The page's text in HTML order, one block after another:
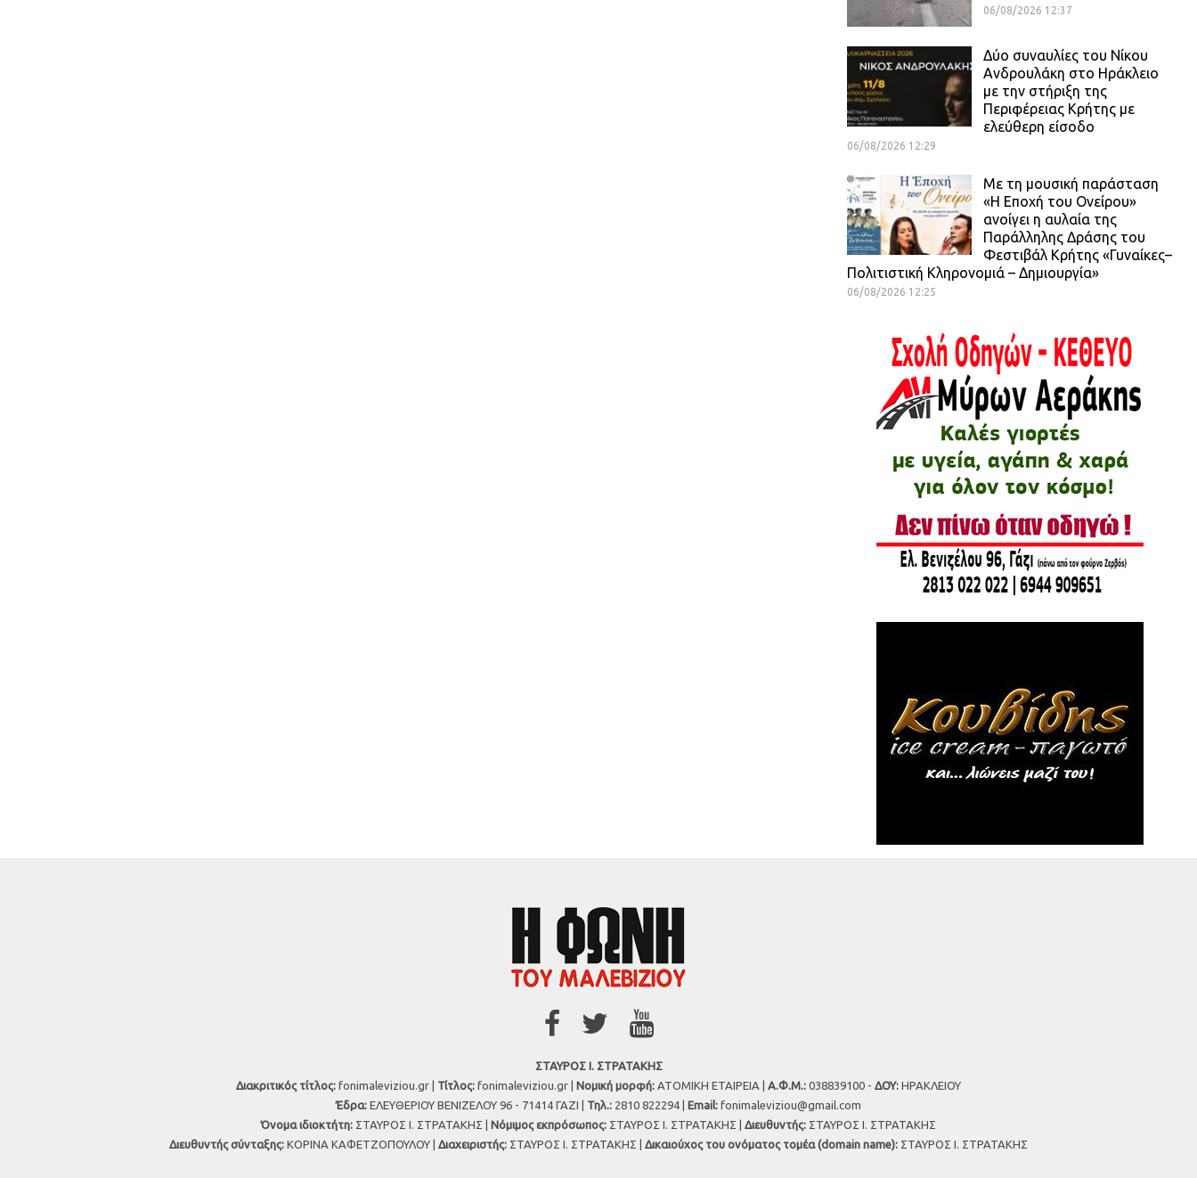
06/08/2026 12:37
Δύο συναυλίες του Νίκου
Ανδρουλάκη στο Ηράκλειο
με την στήριξη της
Περιφέρειας Κρήτης με
ελεύθερη είσοδο
06/08/2026 12:29
Με τη μουσική παράσταση
«Η Εποχή του Ονείρου»
ανοίγει η αυλαία της
Παράλληλης Δράσης του
Φεστιβάλ Κρήτης «Γυναίκες–
Πολιτιστική Κληρονομιά – Δημιουργία»
06/08/2026 12:25
ΣΤΑΥΡΟΣ Ι. ΣΤΡΑΤΑΚΗΣ
Διακριτικός τίτλος: fonimaleviziou.gr | Τίτλος: fonimaleviziou.gr | Νομική μορφή: ΑΤΟΜΙΚΗ ΕΤΑΙΡΕΙΑ | Α.Φ.Μ.: 038839100 - ΔΟΥ: ΗΡΑΚΛΕΙΟΥ
Έδρα: ΕΛΕΥΘΕΡΙΟΥ ΒΕΝΙΖΕΛΟΥ 96 - 71414 ΓΑΖΙ | Τηλ.: 2810 822294 | Εmail: fonimaleviziou@gmail.com
Όνομα ιδιοκτήτη: ΣΤΑΥΡΟΣ Ι. ΣΤΡΑΤΑΚΗΣ | Νόμιμος εκπρόσωπος: ΣΤΑΥΡΟΣ Ι. ΣΤΡΑΤΑΚΗΣ | Διευθυντής: ΣΤΑΥΡΟΣ Ι. ΣΤΡΑΤΑΚΗΣ
Διευθυντής σύνταξης: ΚΟΡΙΝΑ ΚΑΦΕΤΖΟΠΟΥΛΟΥ | Διαχειριστής: ΣΤΑΥΡΟΣ Ι. ΣΤΡΑΤΑΚΗΣ | Δικαιούχος του ονόματος τομέα (domain name): ΣΤΑΥΡΟΣ Ι. ΣΤΡΑΤΑΚΗΣ